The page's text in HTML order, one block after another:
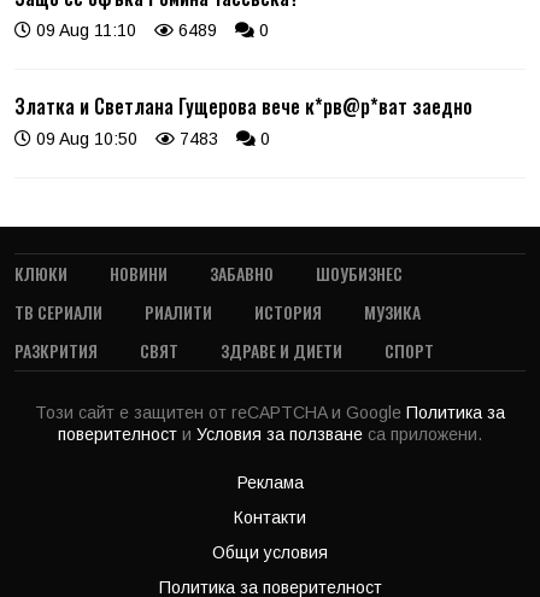
09 Aug 11:10 6489 0
Златка и Светлана Гущерова вече к*рв@р*ват заедно
09 Aug 10:50 7483 0
КЛЮКИ НОВИНИ ЗАБАВНО
ШОУБИЗНЕС
ТВ СЕРИАЛИ
РИАЛИТИ ИСТОРИЯ
МУЗИКА
РАЗКРИТИЯ
СВЯТ ЗДРАВЕ И ДИЕТИ СПОРТ
Този сайт е защитен от reCAPTCHA и Google Политика за
поверителност и Условия за ползване са приложени.
Реклама
Контакти
Общи условия
Политика за поверителност